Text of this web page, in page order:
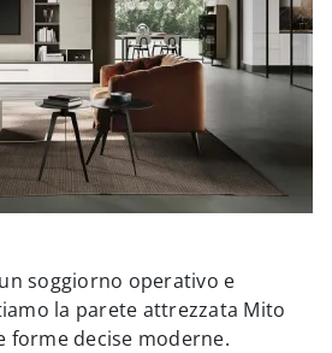
soggiorno operativo e
la parete attrezzata Mito
forme decise moderne.